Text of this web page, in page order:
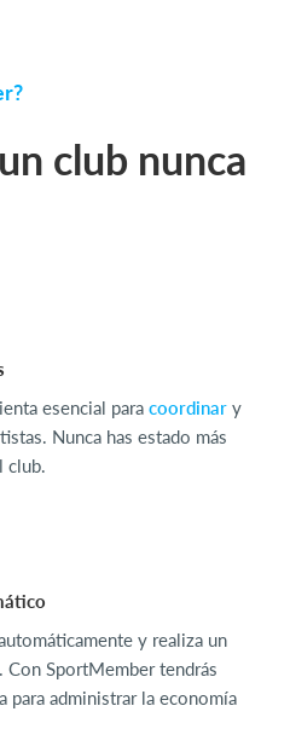
club nunca
esencial para coordinar y
Nunca has estado más
club.
y realiza un
Con SportMember tendrás
administrar la economía